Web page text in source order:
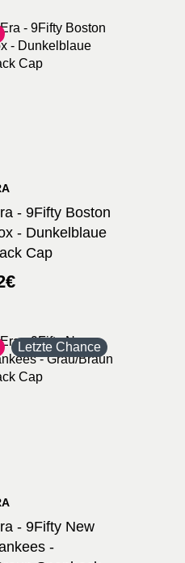
- 9Fifty Boston
- Dunkelblaue
Cap
€
Letzte Chance
- 9Fifty New
-